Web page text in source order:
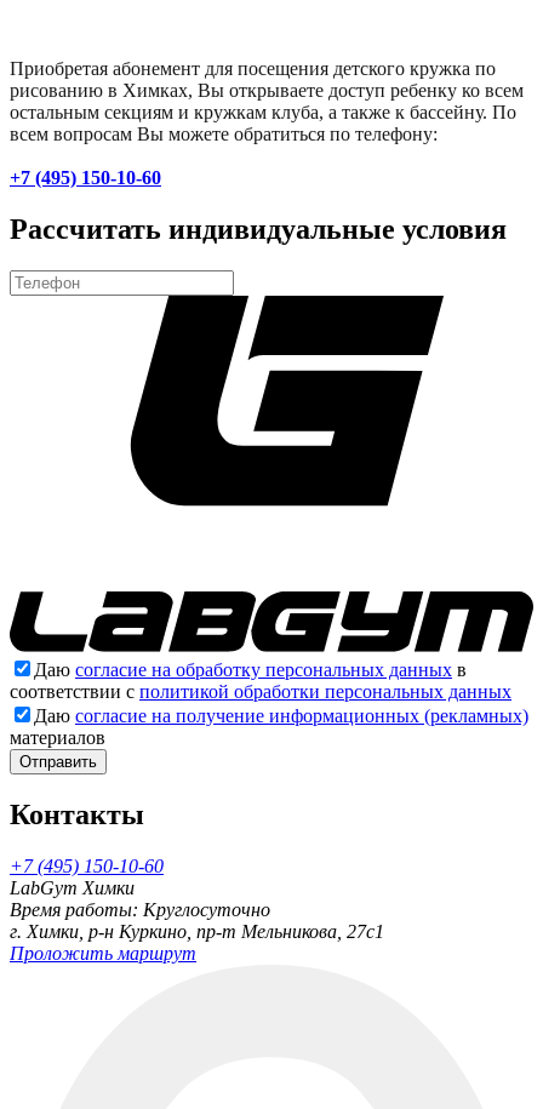
Приобретая абонемент для посещения детского кружка по
рисованию в Химках, Вы открываете доступ ребенку ко всем
остальным секциям и кружкам клуба, а также к бассейну. По
всем вопросам Вы можете обратиться по телефону:
+7 (495) 150-10-60
Рассчитать индивидуальные условия
Даю согласие на обработку персональных данных в
соответствии с политикой обработки персональных данных
Даю согласие на получение информационных (рекламных)
материалов
Отправить
Контакты
+7 (495) 150-10-60
LabGym Химки
Время работы: Круглосуточно
г. Химки, р-н Куркино, пр-т Мельникова, 27c1
Проложить маршрут